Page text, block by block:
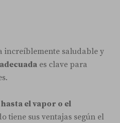
increíblemente saludable y
es clave para
el vapor o el
tiene sus ventajas según el